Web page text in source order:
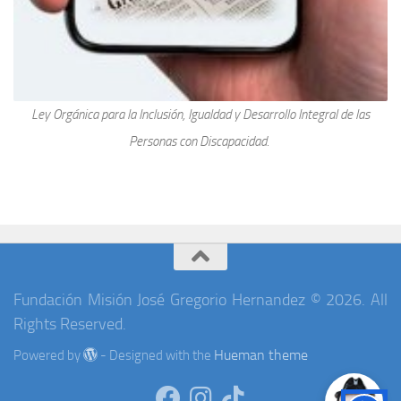
Ley Orgánica para la Inclusión, Igualdad y Desarrollo Integral de las
Personas con Discapacidad.
Fundación Misión José Gregorio Hernandez © 2026. All
Rights Reserved.
Powered by - Designed with the Hueman theme